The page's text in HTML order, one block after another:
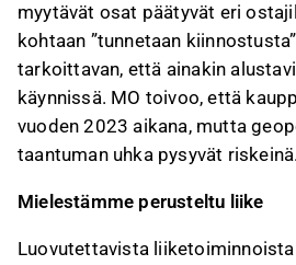
myytävät osat päätyvät eri
kohtaan ”tunnetaan
tarkoittavan, että ainakin
käynnissä. MO toivoo, että
vuoden 2023 aikana, mutta
taantuman uhka pysyvät riskeinä.
Mielestämme perusteltu liike
Luovutettavista